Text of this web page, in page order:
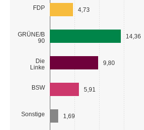
FDP
GRÜNE/B
90
Die
Linke
BSW
Sonstige
4,73
14,36
9,80
5,91
1,69